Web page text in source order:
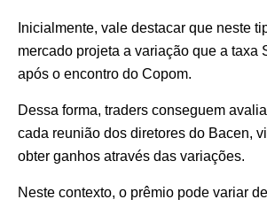
Inicialmente, vale destacar que neste
mercado projeta a variação que a taxa
após o encontro do Copom.
Dessa forma, traders conseguem
cada reunião dos diretores do Bacen,
obter ganhos através das variações.
Neste contexto, o prêmio pode variar